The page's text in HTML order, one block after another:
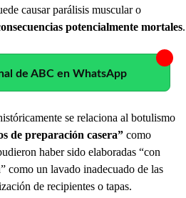
causar parálisis muscular o
potencialmente mortales.
de ABC en WhatsApp
se relaciona al botulismo
de preparación casera” como
haber sido elaboradas “con
como un lavado inadecuado de las
de recipientes o tapas.